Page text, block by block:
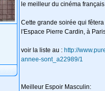
le meilleur du cinéma
Cette grande soirée qui
l'Espace Pierre Cardin, à
voir la liste au : http://
annee-sont_a22989/1
Meilleur Espoir Masculin: